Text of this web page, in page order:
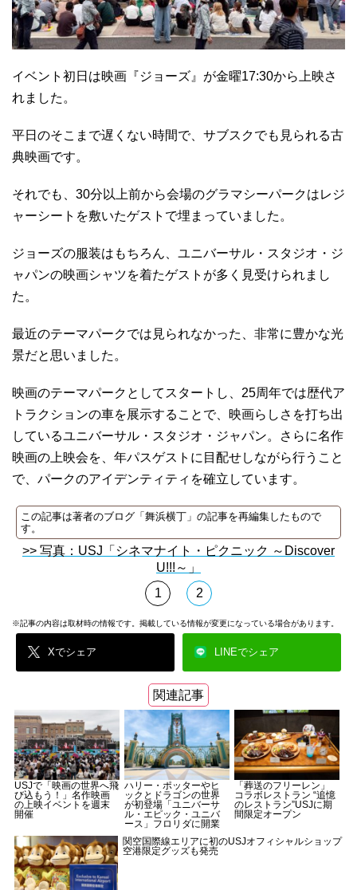
イベント初日は映画『ジョーズ』が金曜17:30から上映さ
れました。
平日のそこまで遅くない時間で、サブスクでも見られる古
典映画です。
それでも、30分以上前から会場のグラマシーパークはレジ
ャーシートを敷いたゲストで埋まっていました。
ジョーズの服装はもちろん、ユニバーサル・スタジオ・ジ
ャパンの映画シャツを着たゲストが多く見受けられまし
た。
最近のテーマパークでは見られなかった、非常に豊かな光
景だと思いました。
映画のテーマパークとしてスタートし、25周年では歴代ア
トラクションの車を展示することで、映画らしさを打ち出
しているユニバーサル・スタジオ・ジャパン。さらに名作
映画の上映会を、年パスゲストに目配せしながら行うこと
で、パークのアイデンティティを確立しています。
この記事は著者のブログ「舞浜横丁」の記事を再編集したもので
す。
>> 写真：USJ「シネマナイト・ピクニック ～Discover
U!!!～」
1
2
※記事の内容は取材時の情報です。掲載している情報が変更になっている場合があります。
Xでシェア LINEでシェア
関連記事
USJで「映画の世界へ飛
び込もう！」名作映画
の上映イベントを週末
開催
ハリー・ポッターやヒ
ックとドラゴンの世界
が初登場「ユニバーサ
ル・エピック・ユニバ
ース」フロリダに開業
「葬送のフリーレン」
コラボレストラン “追憶
のレストラン”USJに期
間限定オープン
関空国際線エリアに初のUSJオフィシャルショップ
空港限定グッズも発売